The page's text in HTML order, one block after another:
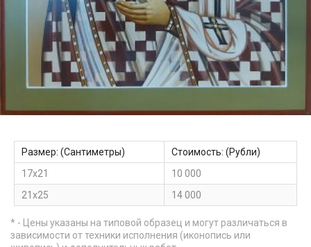
Размер: (Сантиметры)
Стоимость: (Рубли)
17х21
10 000
21х25
14 000
* - Цены указаны на типовой образец и могут различаться в
зависимости от техники исполнения (иконопись или